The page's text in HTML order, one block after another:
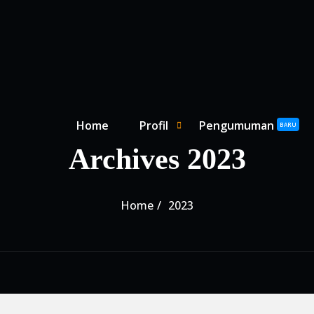
Home
Profil SHOW PROFIL SUBMENU
HIDE PROFIL SUBMENU
Pengumuman BARU
Archives 2023
Home 2023